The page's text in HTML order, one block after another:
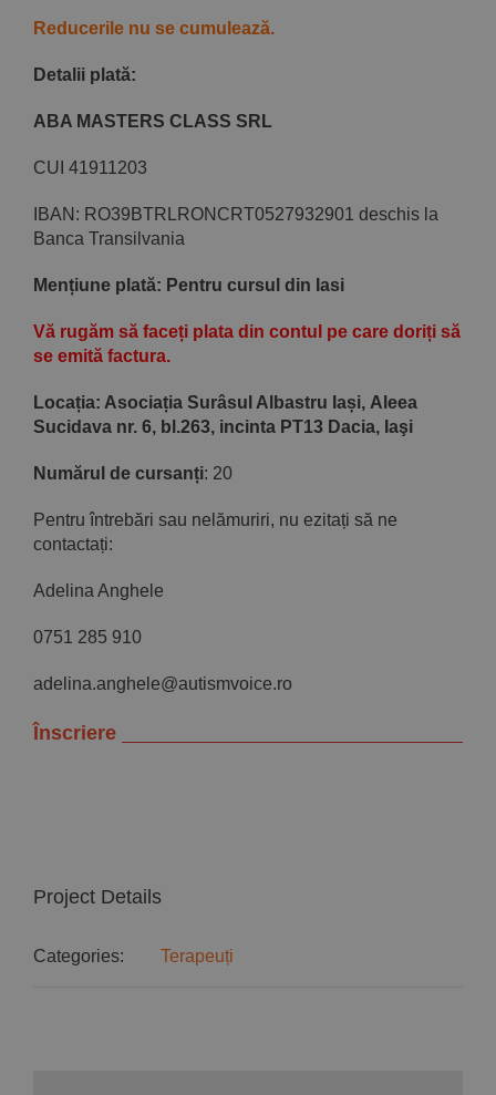
Reducerile nu se cumulează.
Detalii plată:
ABA MASTERS CLASS SRL
CUI 41911203
IBAN: RO39BTRLRONCRT0527932901 deschis la
Banca Transilvania
Mențiune plată: Pentru cursul din Iasi
Vă rugăm să faceți plata din contul pe care doriți să
se emită factura.
Locația: Asociația Surâsul Albastru Iași, Aleea
Sucidava nr. 6, bl.263, incinta PT13 Dacia, Iaşi
Numărul de cursanți: 20
Pentru întrebări sau nelămuriri, nu ezitați să ne
contactați:
Adelina Anghele
0751 285 910
adelina.anghele@autismvoice.ro
Înscriere
Project Details
Categories: Terapeuți